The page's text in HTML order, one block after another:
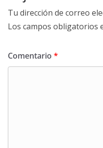
Tu dirección de correo
Los campos obligatorios
Comentario *